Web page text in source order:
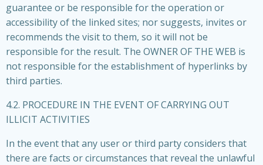
guarantee or be responsible for the operation or
accessibility of the linked sites; nor suggests, invites or
recommends the visit to them, so it will not be
responsible for the result. The OWNER OF THE WEB is
not responsible for the establishment of hyperlinks by
third parties.
4.2. PROCEDURE IN THE EVENT OF CARRYING OUT
ILLICIT ACTIVITIES
In the event that any user or third party considers that
there are facts or circumstances that reveal the unlawful